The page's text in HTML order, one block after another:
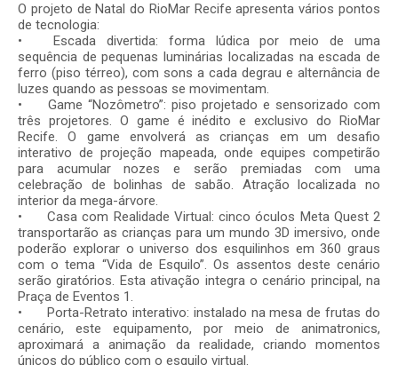
O projeto de Natal do RioMar Recife apresenta vários pontos
de tecnologia:
•
Escada divertida: forma lúdica por meio de uma
sequência de pequenas luminárias localizadas na escada de
ferro (piso térreo), com sons a cada degrau e alternância de
luzes quando as pessoas se movimentam.
•
Game “Nozômetro”: piso projetado e sensorizado com
três projetores. O game é inédito e exclusivo do RioMar
Recife. O game envolverá as crianças em um desafio
interativo de projeção mapeada, onde equipes competirão
para acumular nozes e serão premiadas com uma
celebração de bolinhas de sabão. Atração localizada no
interior da mega-árvore.
•
Casa com Realidade Virtual: cinco óculos Meta Quest 2
transportarão as crianças para um mundo 3D imersivo, onde
poderão explorar o universo dos esquilinhos em 360 graus
com o tema “Vida de Esquilo”. Os assentos deste cenário
serão giratórios. Esta ativação integra o cenário principal, na
Praça de Eventos 1.
•
Porta-Retrato interativo: instalado na mesa de frutas do
cenário, este equipamento, por meio de animatronics,
aproximará a animação da realidade, criando momentos
únicos do público com o esquilo virtual.